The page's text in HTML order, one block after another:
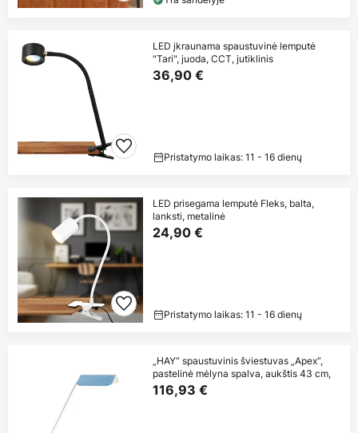
LED įkraunama spaustuvinė lemputė
"Tari", juoda, CCT, jutiklinis
36,90 €
Pristatymo laikas: 11 - 16 dienų
LED prisegama lemputė Fleks, balta,
lanksti, metalinė
24,90 €
Pristatymo laikas: 11 - 16 dienų
„HAY“ spaustuvinis šviestuvas „Apex“,
pastelinė mėlyna spalva, aukštis 43 cm,
116,93 €